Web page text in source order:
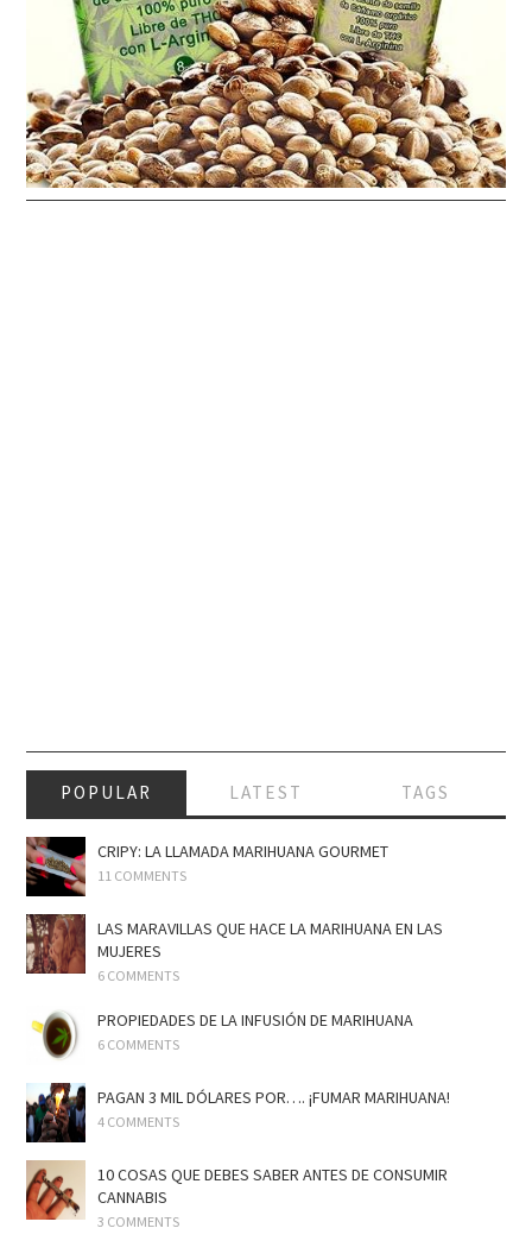
POPULAR LATEST TAGS
CRIPY: LA LLAMADA MARIHUANA GOURMET
11 COMMENTS
LAS MARAVILLAS QUE HACE LA MARIHUANA EN LAS
MUJERES
6 COMMENTS
PROPIEDADES DE LA INFUSIÓN DE MARIHUANA
6 COMMENTS
PAGAN 3 MIL DÓLARES POR…. ¡FUMAR MARIHUANA!
4 COMMENTS
10 COSAS QUE DEBES SABER ANTES DE CONSUMIR
CANNABIS
3 COMMENTS